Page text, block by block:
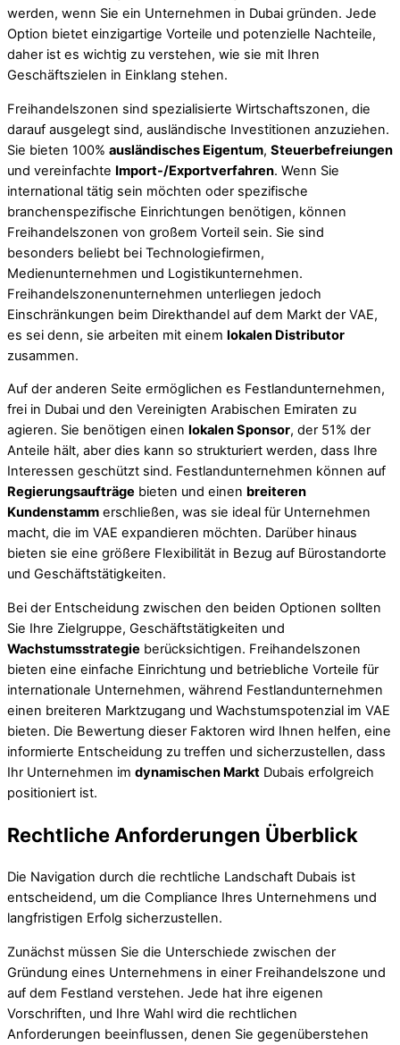
werden, wenn Sie ein Unternehmen in Dubai gründen. Jede
Option bietet einzigartige Vorteile und potenzielle Nachteile,
daher ist es wichtig zu verstehen, wie sie mit Ihren
Geschäftszielen in Einklang stehen.
Freihandelszonen sind spezialisierte Wirtschaftszonen, die
darauf ausgelegt sind, ausländische Investitionen anzuziehen.
Sie bieten 100% ausländisches Eigentum, Steuerbefreiungen
und vereinfachte Import-/Exportverfahren. Wenn Sie
international tätig sein möchten oder spezifische
branchenspezifische Einrichtungen benötigen, können
Freihandelszonen von großem Vorteil sein. Sie sind
besonders beliebt bei Technologiefirmen,
Medienunternehmen und Logistikunternehmen.
Freihandelszonenunternehmen unterliegen jedoch
Einschränkungen beim Direkthandel auf dem Markt der VAE,
es sei denn, sie arbeiten mit einem lokalen Distributor
zusammen.
Auf der anderen Seite ermöglichen es Festlandunternehmen,
frei in Dubai und den Vereinigten Arabischen Emiraten zu
agieren. Sie benötigen einen lokalen Sponsor, der 51% der
Anteile hält, aber dies kann so strukturiert werden, dass Ihre
Interessen geschützt sind. Festlandunternehmen können auf
Regierungsaufträge bieten und einen breiteren
Kundenstamm erschließen, was sie ideal für Unternehmen
macht, die im VAE expandieren möchten. Darüber hinaus
bieten sie eine größere Flexibilität in Bezug auf Bürostandorte
und Geschäftstätigkeiten.
Bei der Entscheidung zwischen den beiden Optionen sollten
Sie Ihre Zielgruppe, Geschäftstätigkeiten und
Wachstumsstrategie berücksichtigen. Freihandelszonen
bieten eine einfache Einrichtung und betriebliche Vorteile für
internationale Unternehmen, während Festlandunternehmen
einen breiteren Marktzugang und Wachstumspotenzial im VAE
bieten. Die Bewertung dieser Faktoren wird Ihnen helfen, eine
informierte Entscheidung zu treffen und sicherzustellen, dass
Ihr Unternehmen im dynamischen Markt Dubais erfolgreich
positioniert ist.
Rechtliche Anforderungen Überblick
Die Navigation durch die rechtliche Landschaft Dubais ist
entscheidend, um die Compliance Ihres Unternehmens und
langfristigen Erfolg sicherzustellen.
Zunächst müssen Sie die Unterschiede zwischen der
Gründung eines Unternehmens in einer Freihandelszone und
auf dem Festland verstehen. Jede hat ihre eigenen
Vorschriften, und Ihre Wahl wird die rechtlichen
Anforderungen beeinflussen, denen Sie gegenüberstehen